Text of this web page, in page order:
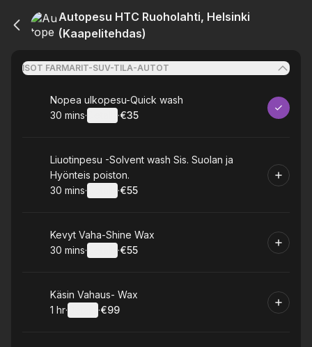
Autopesu HTC Ruoholahti, Helsinki
(Kaapelitehdas)
ISOT FARMARIT-SUV-TILA-AUTOT
Book
Nopea ulkopesu-Quick wash
.Duration:
30 mins· ·
.Price
€35
Book
Liuotinpesu -Solvent wash Sis. Suolan ja
Hyönteis poiston.
.Duration:
30 mins· ·
.Price
€55
Book
Kevyt Vaha-Shine Wax
.Duration:
30 mins· ·
.Price
€55
Book
Käsin Vahaus- Wax
. Duration :
1 hr· ·
.Price
€99